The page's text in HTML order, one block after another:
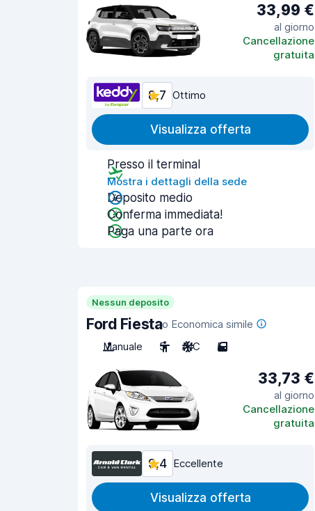
33,99 €
al giorno
Cancellazione
gratuita
8,7 Ottimo
Visualizza offerta
Presso il terminal
Mostra i dettagli della sede
Deposito medio
Conferma immediata!
Paga una parte ora
Nessun deposito
Ford Fiestao Economica simile
Manuale
5 A/C 5
33,73 €
al giorno
Cancellazione
gratuita
9,4 Eccellente
Visualizza offerta